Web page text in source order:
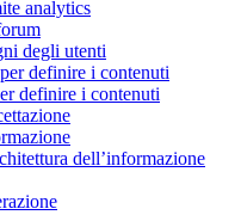
analytics
degli utenti
definire i contenuti
definire i contenuti
dell’informazione